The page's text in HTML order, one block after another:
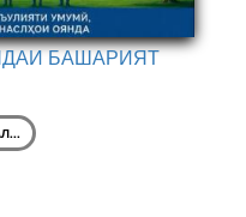
БАШАРИЯТ